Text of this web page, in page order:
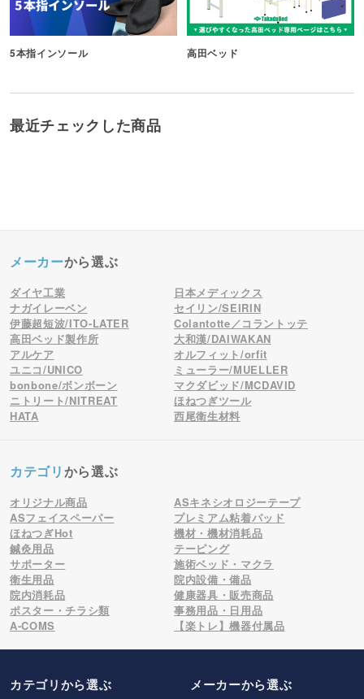
5本指インソール 高田ベッド
最近チェックした商品
メーカーから選ぶ
ダイヤ工業
日本メディックス
ナガイレーベン
セイリン/SEIRIN
伊藤超短波/ITO-LATER
Colantotte／コラントッテ
高田ベッド製作所
大和漢/DAIWAKAN
アルケア
オルフィット/orfit
ユニコ/UNICO
ミューラー/MUELLER
bonbone/ボンボーン
マクダビッド/MCDAVID
ニトリート/NITREAT
ほねつぎツール
HATA
西尾衛生材料
カテゴリから選ぶ
オリジナル商品
ASキネシオロジーテープ
ASフェイスペーパー
プレミアム粘着パッド
ほねつぎHot
機材・機材消耗品
鍼灸用品
テーピング
サポーター
施術ベッド・マクラ
衛生用品
院内設備・備品
院内消耗品
健康器具・販売商品
ポスター・チラシ類
事務用品・日用品
A-COMS
【楽トレ】機器付属品
カテゴリから選ぶ メーカーから選ぶ